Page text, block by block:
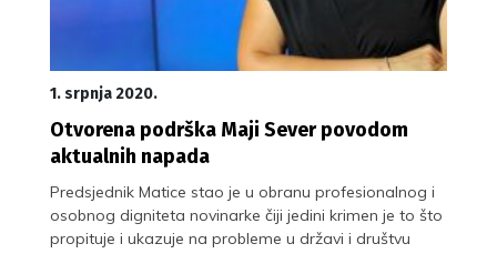
1. srpnja 2020.
Otvorena podrška Maji Sever povodom
aktualnih napada
Predsjednik Matice stao je u obranu profesionalnog i
osobnog digniteta novinarke čiji jedini krimen je to što
propituje i ukazuje na probleme u državi i društvu